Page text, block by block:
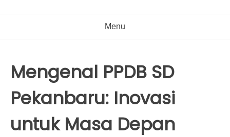
Menu
Mengenal PPDB SD
Pekanbaru: Inovasi
untuk Masa Depan